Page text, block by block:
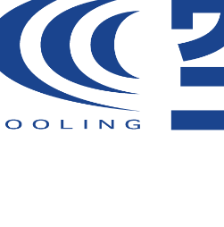
ご注意：
火気に弱いので、火気を扱う環境では